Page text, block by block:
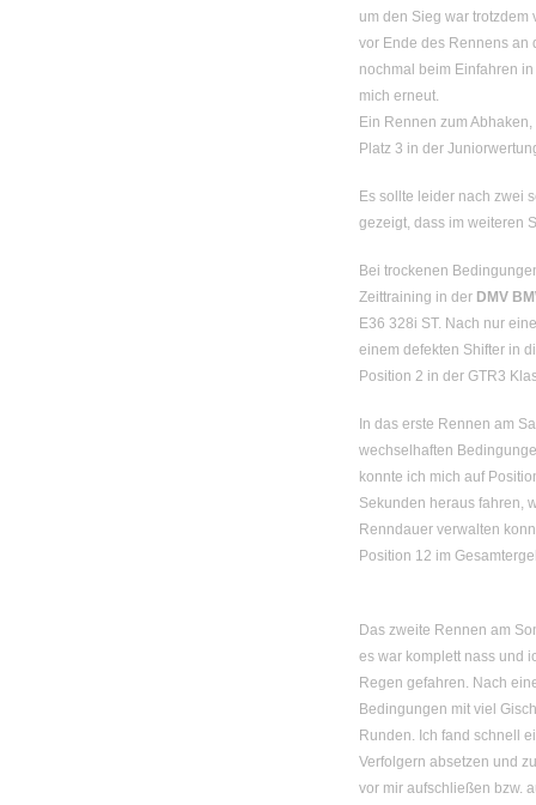
um den Sieg war trotzdem
vor Ende des Rennens an
nochmal beim Einfahren
mich erneut.
Ein Rennen zum
Platz 3 in der
Es sollte leider nach zwei
gezeigt, dass im weiteren
Bei trockenen
Zeittraining in der DMV
E36 328i ST. Nach nur
einem defekten Shifter in
Position 2 in der GTR3
In das erste Rennen am
wechselhaften
konnte ich mich auf
Sekunden heraus fahren,
Renndauer verwalten
Position 12 im
Das zweite Rennen am
es war komplett nass und
Regen gefahren. Nach
Bedingungen mit viel
Runden. Ich fand schnell
Verfolgern absetzen und
vor mir aufschließen bzw.